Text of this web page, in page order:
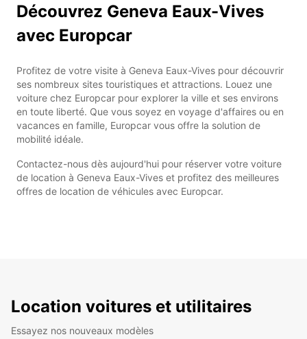
Découvrez Geneva Eaux-Vives
avec Europcar
Profitez de votre visite à Geneva Eaux-Vives pour découvrir
ses nombreux sites touristiques et attractions. Louez une
voiture chez Europcar pour explorer la ville et ses environs
en toute liberté. Que vous soyez en voyage d'affaires ou en
vacances en famille, Europcar vous offre la solution de
mobilité idéale.
Contactez-nous dès aujourd'hui pour réserver votre voiture
de location à Geneva Eaux-Vives et profitez des meilleures
offres de location de véhicules avec Europcar.
Location voitures et utilitaires
Essayez nos nouveaux modèles